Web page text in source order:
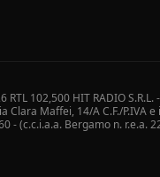
RTL 102,500 HIT RADIO
Clara Maffei, 14/A C.F./P.IVA
- (c.c.i.a.a. Bergamo n. r.e.a.